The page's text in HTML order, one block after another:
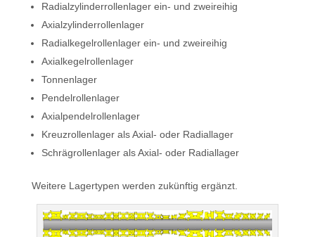
Radialzylinderrollenlager ein- und zweireihig
Axialzylinderrollenlager
Radialkegelrollenlager ein- und zweireihig
Axialkegelrollenlager
Tonnenlager
Pendelrollenlager
Axialpendelrollenlager
Kreuzrollenlager als Axial- oder Radiallager
Schrägrollenlager als Axial- oder Radiallager
Weitere Lagertypen werden zukünftig ergänzt.